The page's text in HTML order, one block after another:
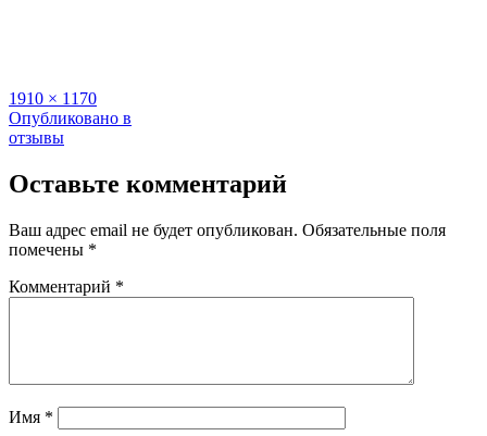
Полный
размер
1910 × 1170
Навигация
по
записям
Опубликовано в
отзывы
Оставьте комментарий
Ваш адрес email не будет опубликован. Обязательные поля
помечены *
Комментарий *
Имя *